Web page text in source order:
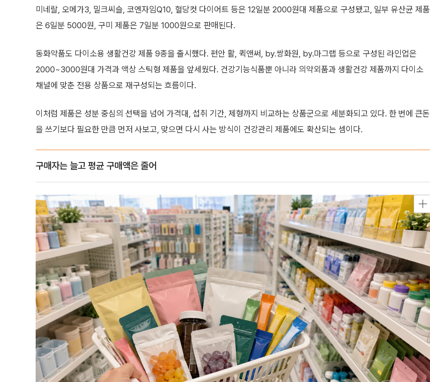
미네랄, 오메가3, 밀크씨슬, 코엔자임Q10, 혈당컷 다이어트 등은 12일분 2000원대 제품으로 구성됐고, 일부 유산균 제품
은 6일분 5000원, 구미 제품은 7일분 1000원으로 판매된다.
동화약품도 다이소용 생활건강 제품 9종을 출시했다. 편안 활, 퀵앤써, by.쌍화원, by.마그랩 등으로 구성된 라인업은
2000~3000원대 가격과 액상 스틱형 제품을 앞세웠다. 건강기능식품뿐 아니라 의약외품과 생활건강 제품까지 다이소
채널에 맞춘 전용 상품으로 재구성되는 흐름이다.
이처럼 제품은 성분 중심의 선택을 넘어 가격대, 섭취 기간, 제형까지 비교하는 상품군으로 세분화되고 있다. 한 번에 큰돈
을 쓰기보다 필요한 만큼 먼저 사보고, 맞으면 다시 사는 방식이 건강관리 제품에도 확산되는 셈이다.
구매자는 늘고 평균 구매액은 줄어